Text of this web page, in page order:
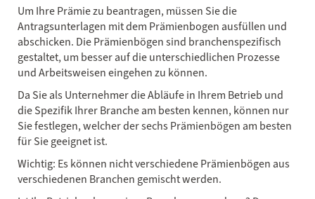
Um Ihre Prämie zu beantragen, müssen Sie die
Antragsunterlagen mit dem Prämienbogen ausfüllen und
abschicken. Die Prämienbögen sind branchenspezifisch
gestaltet, um besser auf die unterschiedlichen Prozesse
und Arbeitsweisen eingehen zu können.
Da Sie als Unternehmer die Abläufe in Ihrem Betrieb und
die Spezifik Ihrer Branche am besten kennen, können nur
Sie festlegen, welcher der sechs Prämienbögen am besten
für Sie geeignet ist.
Wichtig: Es können nicht verschiedene Prämienbögen aus
verschiedenen Branchen gemischt werden.